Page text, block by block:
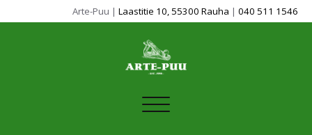
Arte-Puu | Laastitie 10, 55300 Rauha | 040 511 1546
Avaa/sulje